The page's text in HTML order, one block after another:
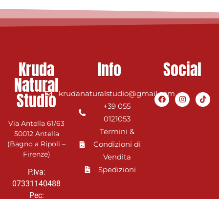
Kruda
Natural
Studio
Via Antella 61/63
50012 Antella
(Bagno a Ripoli –
Firenze)
P.Iva:
07331140488
Pec:
Info
krudanaturalstudio@gmail.com
+39 055
0121053
Termini &
Condizioni di
Vendita
Spedizioni
Social